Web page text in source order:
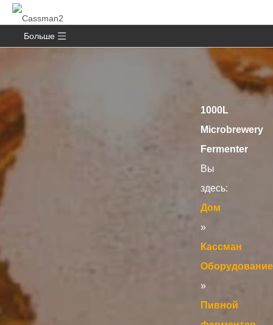
Больше
1000L
Microbrewery
Fermenter
Вы
здесь:
Дом
»
Кассман
Оборудование
»
Пивной